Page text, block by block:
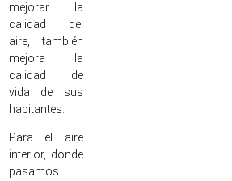
mejorar la
calidad del
aire, también
mejora la
calidad de
vida de sus
habitantes.
Para el aire
interior, donde
pasamos